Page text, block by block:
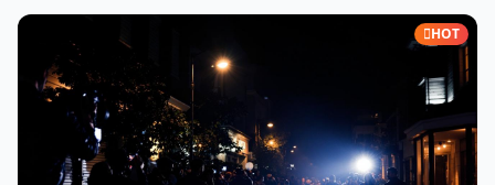
HOT